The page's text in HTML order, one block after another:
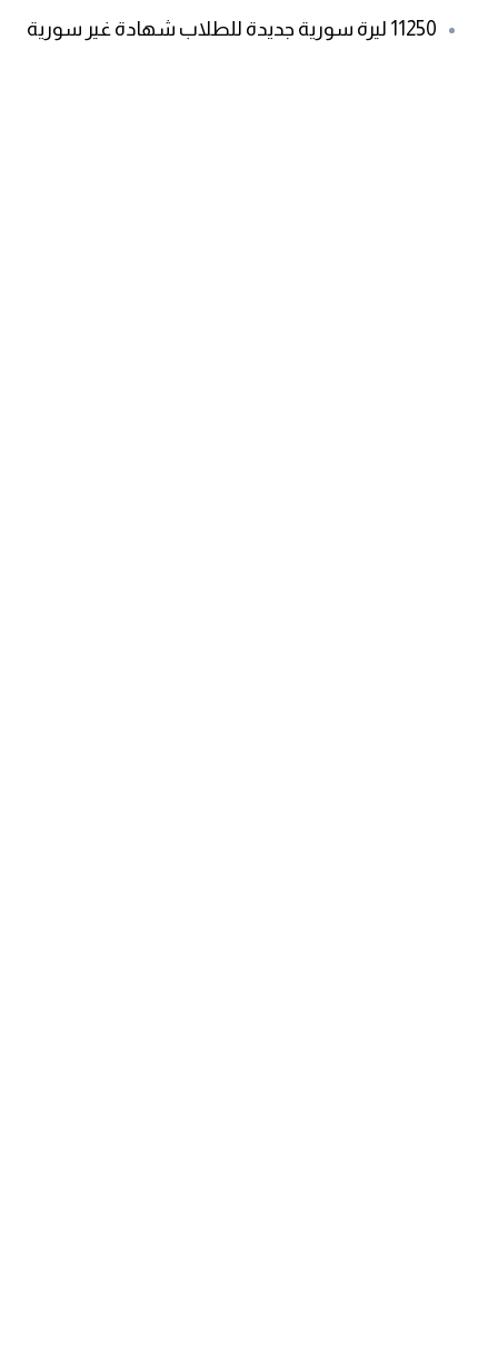
11250 ليرة سورية جديدة للطلاب شهادة غير سورية